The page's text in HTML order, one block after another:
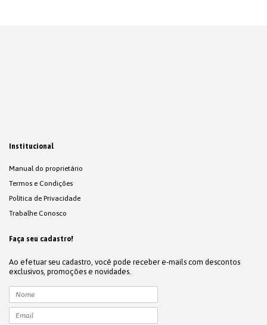
Institucional
Manual do proprietário
Termos e Condições
Política de Privacidade
Trabalhe Conosco
Faça seu cadastro!
Ao efetuar seu cadastro, você pode receber e-mails com descontos
exclusivos, promoções e novidades.